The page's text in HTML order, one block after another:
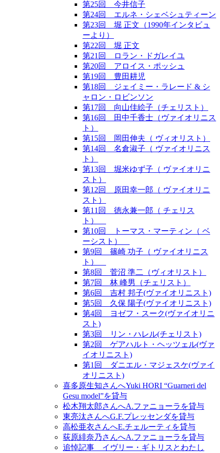
第25回 今井信子
第24回 エルネ・シェベシュティーン
第23回 堀 正文（1990年インタビュ
ーより）
第22回 堀 正文
第21回 ロラン・ドガレイユ
第20回 アロイス・ポッシュ
第19回 豊田耕児
第18回 ジェイミー・ラレード & シ
ャロン・ロビンソン
第17回 向山佳絵子（チェリスト）
第16回 田中千香士（ヴァイオリニス
ト）
第15回 岡田伸夫（ ヴィオリスト）
第14回 名倉淑子（ ヴァイオリニス
ト）
第13回 堀米ゆず子（ ヴァイオリニ
スト）
第12回 原田幸一郎（ ヴァイオリニ
スト）
第11回 徳永兼一郎（ チェリス
ト）
第10回 トーマス・マーティン（ ベ
ーシスト）
第9回 篠崎 功子（ ヴァイオリニス
ト）
第8回 菅沼 準二（ヴィオリスト）
第7回 林 峰男（チェリスト）
第6回 吉村 邦子(ヴァイオリニスト)
第5回 久保 陽子(ヴァイオリニスト)
第4回 ヨゼフ・スーク(ヴァイオリニ
スト)
第3回 リン・ハレル(チェリスト)
第2回 ゲアハルト・ヘッツェル(ヴァ
イオリニスト)
第1回 ダニエル・マジェスケ(ヴァイ
オリニスト)
喜多原生知さんへYuki HORI “Guarneri del
Gesu model”を貸与
松木翔太郎さんへA.ファニョーラを貸与
東亮汰さんへG.F.プレッセンダを貸与
高松亜衣さんへE.チェルーティを貸与
荻原緋奈乃さんへA.ファニョーラを貸与
追悼記事 イヴリー・ギトリスとわたし